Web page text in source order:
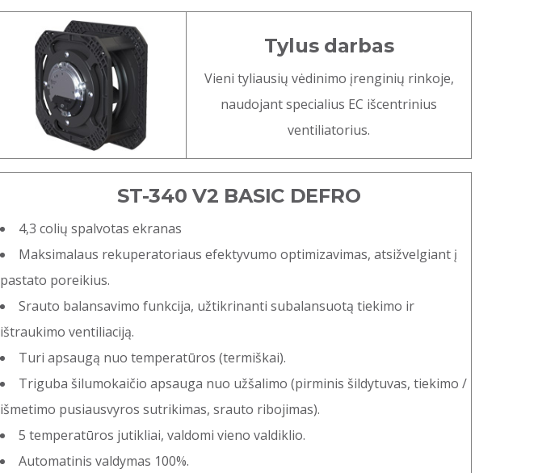
Tylus darbas
Vieni tyliausių vėdinimo įrenginių rinkoje,
naudojant specialius EC išcentrinius
ventiliatorius.
ST-340 V2 BASIC DEFRO
4,3 colių spalvotas ekranas
Maksimalaus rekuperatoriaus efektyvumo optimizavimas, atsižvelgiant į
pastato poreikius.
Srauto balansavimo funkcija, užtikrinanti subalansuotą tiekimo ir
ištraukimo ventiliaciją.
Turi apsaugą nuo temperatūros (termiškai).
Triguba šilumokaičio apsauga nuo užšalimo (pirminis šildytuvas, tiekimo /
išmetimo pusiausvyros sutrikimas, srauto ribojimas).
5 temperatūros jutikliai, valdomi vieno valdiklio.
Automatinis valdymas 100%.